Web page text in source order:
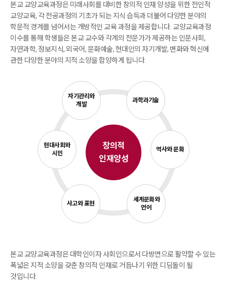
것입니다.
공학계열 입학자의 경우 ‘공학기초’ 영역의대학일반수학, 대학
일반물리, SW코딩의 기초, 과학의 이해를 수강하여 전공학습의
기초를 마련할 수 있습니다.
또한, 본인의 핵심역량 수준과 관심사에 따라 교양과목을 선택
여 보완이 필요한 역량을 파악한 뒤 창의, 융합, 자기주도, 실천,
소통, 공동체 역량을 강화할 수 있는 관련 교양과목을 체계적으
로 학습할 수 있습니다.
아울러 과학과 기술, 역사와 문화, 세계문화와 언어, 사고와 표현,
현대사회와 시민, 자기관리와 개발 등 주제별로도 교양과목을
구성하여, 핵심역량과 관심 주제를 입체적으로 성장시키고자 합
화정교양학부는 우리 대학의 비전, 가치 교육이념, 인재상을 관
통하여 설계된 교육과정입니다. 고려사이버대학교 학생이라면
관심을 가지고 배움의 가능성을 넓히고, 성장의 발판을 마련하
| 화정교양학부의 교육과정은 어떻게 진행되나요?
경우에는 졸업하기 위해서 27학점 이상의 교양 과목을 이수해
야 합니다.
2학년 편입생은 15학점을 이수해야 하고, 3학년 편입생은 교양
본교 교양교육과정은 미래사회를 대비한 창의적 인재 양성을 위한 전인적
교양교육, 각 전공과정의 기초가 되는 지식 습득과 더불어 다양한 분야의
학문적 경계를 넘어서는 개방적인 교육 과정을 제공합니다. 교양교육과정
이수를 통해 학생들은 본교 교수와 각계의 전문가가 제공하는 인문사회,
자연과학, 정보지식, 외국어, 문화예술, 현대인의 자기개발, 변화와 혁신에
관한 다양한 분야의 지적 소양을 함양하게 됩니다.
창의적
인재양성
자기관리와
개발
과학과기술
현대사회와
시민
역사와 문화
사고와 표현
세계문화와
언어
본교 교양교육과정은 대학인이자 사회인으로서 다방면으로 활약할 수 있는
폭넓은 지적 소양을 갖춘 창의적 인재로 거듭나기 위한 디딤돌이 될
것입니다.